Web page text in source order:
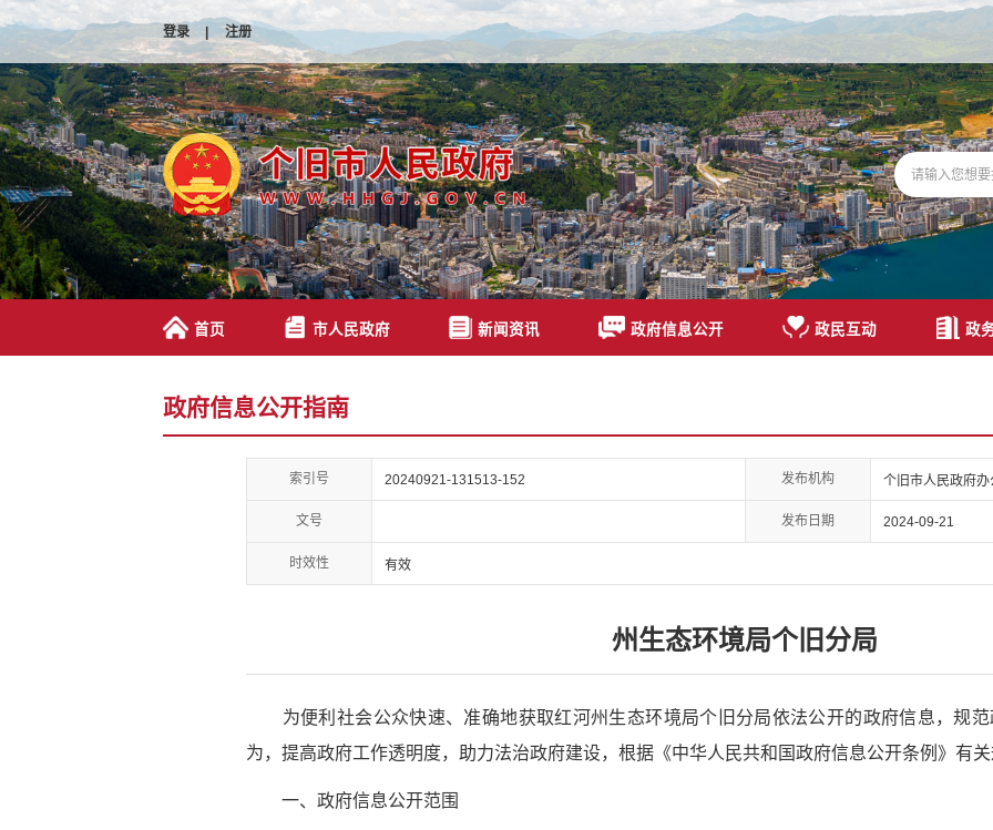
登录 | 注册
首页 市人民政府 新闻资讯 政府信息公开 政民互动 政
政府信息公开指南
索引号 20240921-131513-152 发布机构 个旧市人民政府办
文号 发布日期 2024-09-21
时效性 有效
州生态环境局个旧分局
为便利社会公众快速、准确地获取红河州生态环境局个旧分局依法公开的政府信息，规范
为，提高政府工作透明度，助力法治政府建设，根据《中华人民共和国政府信息公开条例》有关
一、政府信息公开范围